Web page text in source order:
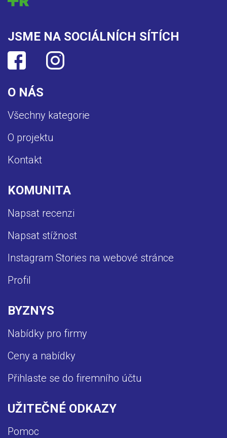
O NÁS
Všechny kategorie
O projektu
Kontakt
KOMUNITA
Napsat recenzi
Napsat stížnost
Instagram Stories na webové stránce
Profil
BYZNYS
Nabídky pro firmy
Ceny a nabídky
Přihlaste se do firemního účtu
UŽITEČNÉ ODKAZY
Pomoc
JSME NA SOCIÁLNÍCH SÍTÍCH